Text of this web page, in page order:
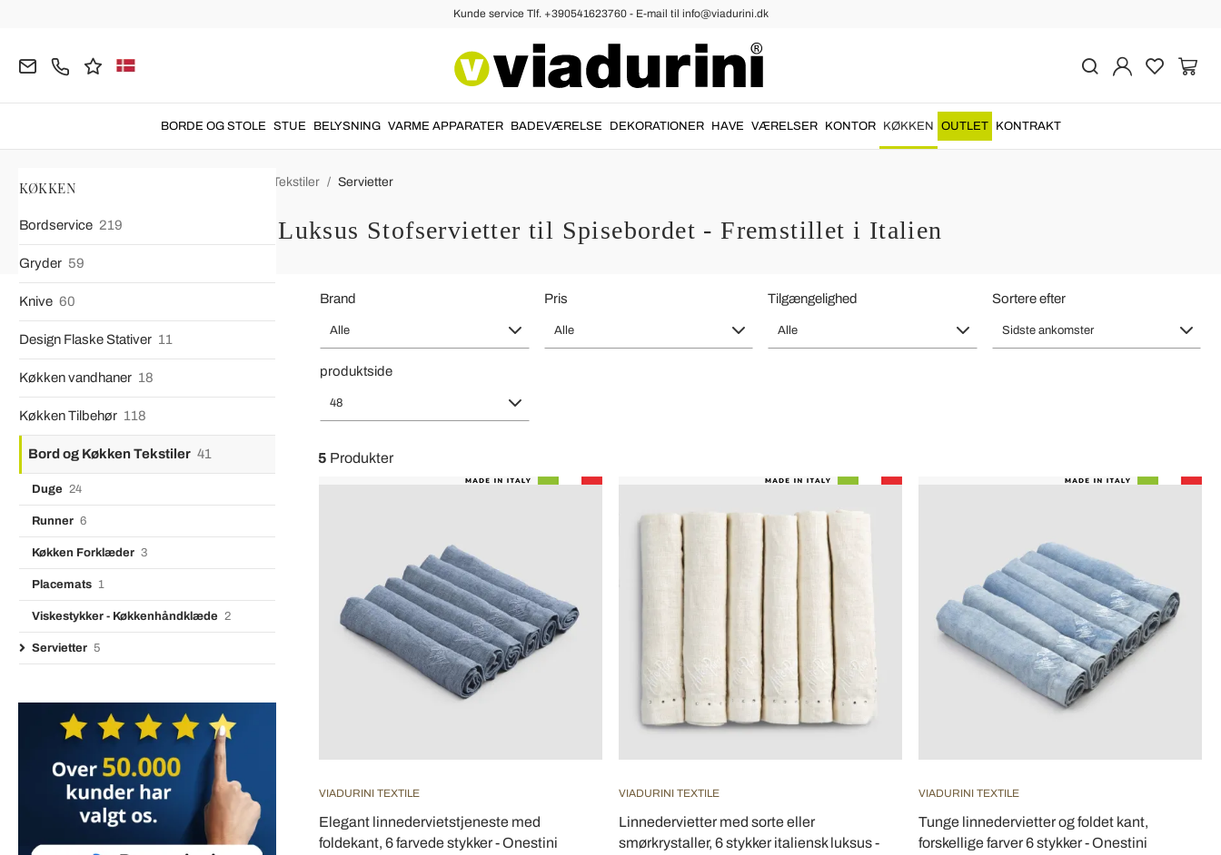
Kunde service Tlf. +390541623760 - E-mail til info@viadurini.dk
BORDE OG STOLE STUE BELYSNING VARME APPARATER BADEVÆRELSE DEKORATIONER HAVE VÆRELSER KONTOR KØKKEN OUTLET KONTRAKT
Hjemmeside Bord og Køkken Tekstiler Servietter
Luksus Stofservietter til Spisebordet - Fremstillet i Italien
KØKKEN
Bordservice 219
Gryder 59
Knive 60
Design Flaske Stativer 11
Køkken vandhaner 18
Køkken Tilbehør 118
Bord og Køkken Tekstiler 41
Duge 24
Runner 6
Køkken Forklæder 3
Placemats 1
Viskestykker - Køkkenhåndklæde 2
Servietter 5
Brand
Alle
Pris
Alle
Tilgængelighed
Alle
Sortere efter
Sidste ankomster
produktside
48
5 Produkter
VIADURINI TEXTILE
Elegant linnedervietstjeneste med
foldekant, 6 farvede stykker - Onestini
VIADURINI TEXTILE
Linnedervietter med sorte eller
smørkrystaller, 6 stykker italiensk luksus -
VIADURINI TEXTILE
Tunge linnedervietter og foldet kant,
forskellige farver 6 stykker - Onestini